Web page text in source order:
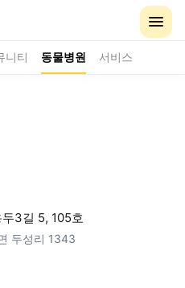
니티 동물병원 서비스
3길 5, 105호
두성리 1343